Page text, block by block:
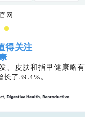
网
得关注
、皮肤和指甲健康略有
了39.4%。